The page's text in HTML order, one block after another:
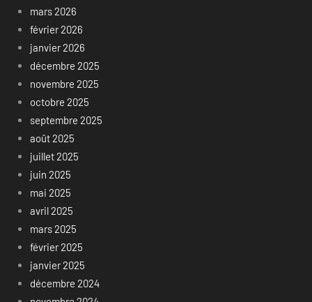
mars 2026
février 2026
janvier 2026
décembre 2025
novembre 2025
octobre 2025
septembre 2025
août 2025
juillet 2025
juin 2025
mai 2025
avril 2025
mars 2025
février 2025
janvier 2025
décembre 2024